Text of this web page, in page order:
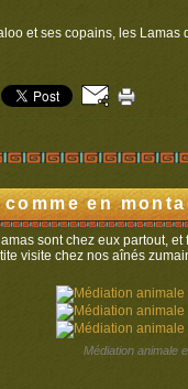
et ses copains, les
en
sont chez eux partout,
visite chez nos aînés
Médiation animale